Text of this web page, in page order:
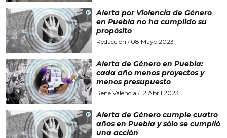
Alerta por Violencia de Género
en Puebla no ha cumplido su
propósito
Redacción / 08 Mayo 2023
Alerta de Género en Puebla:
cada año menos proyectos y
menos presupuesto
René Valencia /12 Abril 2023
Alerta de Género cumple cuatro
años en Puebla y sólo se cumplió
una acción